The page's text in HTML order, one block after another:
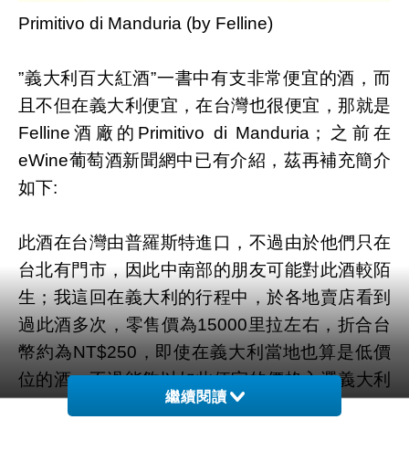
Primitivo di Manduria (by Felline)
”義大利百大紅酒”一書中有支非常便宜的酒，而
且不但在義大利便宜，在台灣也很便宜，那就是
Felline酒廠的Primitivo di Manduria；之前在
eWine葡萄酒新聞網中已有介紹，茲再補充簡介
如下:
此酒在台灣由普羅斯特進口，不過由於他們只在
台北有門市，因此中南部的朋友可能對此酒較陌
生；我這回在義大利的行程中，於各地賣店看到
過此酒多次，零售價為15000里拉左右，折合台
幣約為NT$250，即使在義大利當地也算是低價
位的酒，不過能夠以如此便宜的價格入選義大利
百大紅酒之列，自然是品質有獨到之處。Felline
繼續閱讀